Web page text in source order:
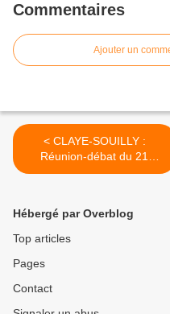
Commentaires
Ajouter un
< CLAYE-SOUILLY :
Réunion-débat du 21
Novembre 2008
Hébergé par Overblog
Top articles
Pages
Contact